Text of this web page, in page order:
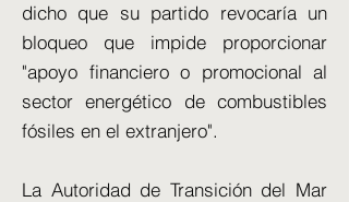
dicho que su partido revocaría un
bloqueo que impide proporcionar
"apoyo financiero o promocional al
sector energético de combustibles
fósiles en el extranjero".
La Autoridad de Transición del Mar